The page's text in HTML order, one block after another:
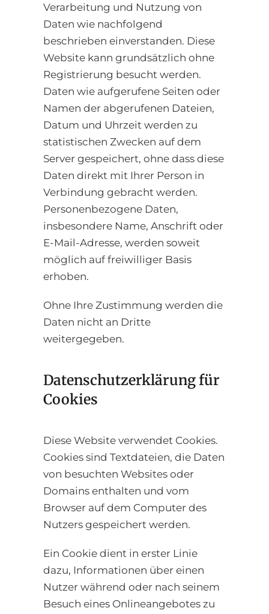
Verarbeitung und Nutzung von
Daten wie nachfolgend
beschrieben einverstanden. Diese
Website kann grundsätzlich ohne
Registrierung besucht werden.
Daten wie aufgerufene Seiten oder
Namen der abgerufenen Dateien,
Datum und Uhrzeit werden zu
statistischen Zwecken auf dem
Server gespeichert, ohne dass diese
Daten direkt mit Ihrer Person in
Verbindung gebracht werden.
Personenbezogene Daten,
insbesondere Name, Anschrift oder
E-Mail-Adresse, werden soweit
möglich auf freiwilliger Basis
erhoben.
Ohne Ihre Zustimmung werden die
Daten nicht an Dritte
weitergegeben.
Datenschutzerklärung für
Cookies
Diese Website verwendet Cookies.
Cookies sind Textdateien, die Daten
von besuchten Websites oder
Domains enthalten und vom
Browser auf dem Computer des
Nutzers gespeichert werden.
Ein Cookie dient in erster Linie
dazu, Informationen über einen
Nutzer während oder nach seinem
Besuch eines Onlineangebotes zu